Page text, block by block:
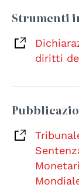
Strumenti
diritti